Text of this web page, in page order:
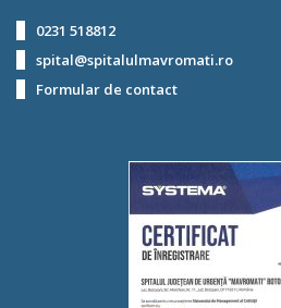
0231 518812
spital@spitalulmavromati.ro
Formular de contact